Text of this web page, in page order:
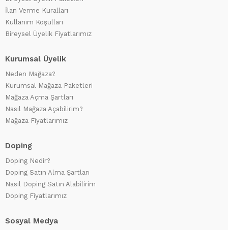
İlan Verme Kuralları
Kullanım Koşulları
Bireysel Üyelik Fiyatlarımız
Kurumsal Üyelik
Neden Mağaza?
Kurumsal Mağaza Paketleri
Mağaza Açma Şartları
Nasıl Mağaza Açabilirim?
Mağaza Fiyatlarımız
Doping
Doping Nedir?
Doping Satın Alma Şartları
Nasıl Doping Satın Alabilirim
Doping Fiyatlarımız
Sosyal Medya